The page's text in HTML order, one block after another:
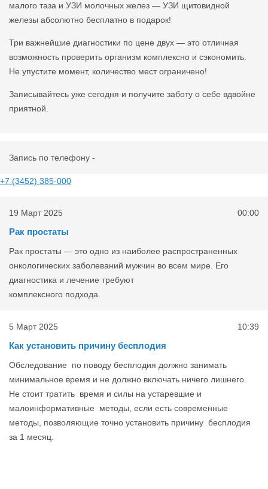
малого таза и УЗИ молочных желез — УЗИ щитовидной
железы абсолютно бесплатно в подарок!
Три важнейшие диагностики по цене двух — это отличная
возможность проверить организм комплексно и сэкономить.
Не упустите момент, количество мест ограничено!
Записывайтесь уже сегодня и получите заботу о себе вдвойне
приятной.
Запись по телефону -
+7 (3452) 385-000
19 Март 2025 00:00
Рак простаты
Рак простаты — это одно из наиболее распространенных
онкологических заболеваний мужчин во всем мире. Его
диагностика и лечение требуют
комплексного подхода.
5 Март 2025 10:39
Как установить причину бесплодия
Обследование по поводу бесплодия должно занимать
минимальное время и не должно включать ничего лишнего.
Не стоит тратить время и силы на устаревшие и
малоинформативные методы, если есть современные
методы, позволяющие точно установить причину бесплодия
за 1 месяц.